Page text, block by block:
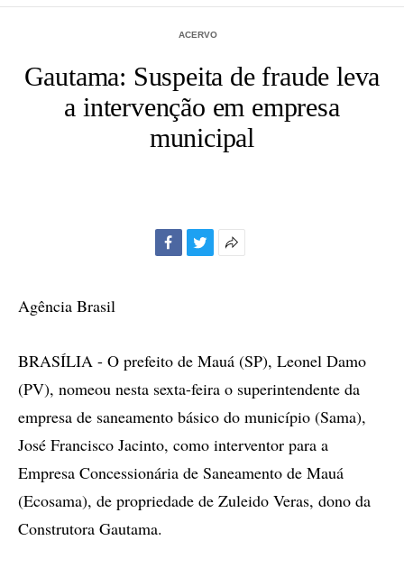
ACERVO
Gautama: Suspeita de fraude leva
a intervenção em empresa
municipal
Agência Brasil
BRASÍLIA - O prefeito de Mauá (SP), Leonel Damo
(PV), nomeou nesta sexta-feira o superintendente da
empresa de saneamento básico do município (Sama),
José Francisco Jacinto, como interventor para a
Empresa Concessionária de Saneamento de Mauá
(Ecosama), de propriedade de Zuleido Veras, dono da
Construtora Gautama.